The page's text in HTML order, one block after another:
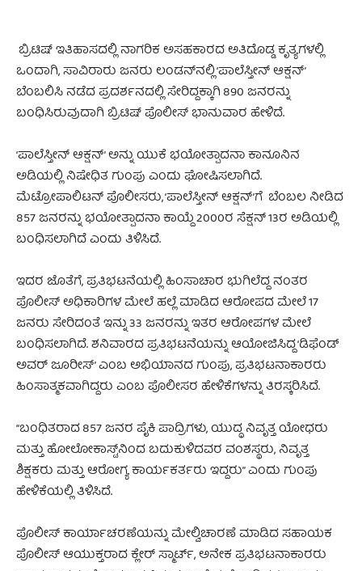
ಬ್ರಿಟಿಷ್ ಇತಿಹಾಸದಲ್ಲಿ ನಾಗರಿಕ ಅಸಹಕಾರದ ಅತಿದೊಡ್ಡ ಕೃತ್ಯಗಳಲ್ಲಿ
ಒಂದಾಗಿ, ಸಾವಿರಾರು ಜನರು ಲಂಡನ್‌ನಲ್ಲಿ ‘ಪಾಲೆಸ್ತೀನ್ ಆಕ್ಷನ್’
ಬೆಂಬಲಿಸಿ ನಡೆದ ಪ್ರದರ್ಶನದಲ್ಲಿ ಸೇರಿದ್ದಕ್ಕಾಗಿ 890 ಜನರನ್ನು
ಬಂಧಿಸಿರುವುದಾಗಿ ಬ್ರಿಟಿಷ್ ಪೊಲೀಸ್ ಭಾನುವಾರ ಹೇಳಿದೆ.
‘ಪಾಲೆಸ್ತೀನ್ ಆಕ್ಷನ್’ಅನ್ನು ಯುಕೆ ಭಯೋತ್ಪಾದನಾ ಕಾನೂನಿನ
ಅಡಿಯಲ್ಲಿ ನಿಷೇಧಿತ ಗುಂಪು ಎಂದು ಘೋಷಿಸಲಾಗಿದೆ.
ಮೆಟ್ರೋಪಾಲಿಟನ್ ಪೊಲೀಸರು,‘ಪಾಲೆಸ್ತೀನ್ ಆಕ್ಷನ್’ಗೆ ಬೆಂಬಲ ನೀಡಿದ
857 ಜನರನ್ನು ಭಯೋತ್ಪಾದನಾ ಕಾಯ್ದೆ 2000ರ ಸೆಕ್ಷನ್ 13ರ ಅಡಿಯಲ್ಲಿ
ಬಂಧಿಸಲಾಗಿದೆ ಎಂದು ತಿಳಿಸಿದೆ.
ಇದರ ಜೊತೆಗೆ, ಪ್ರತಿಭಟನೆಯಲ್ಲಿ ಹಿಂಸಾಚಾರ ಭುಗಿಲೆದ್ದ ನಂತರ
ಪೊಲೀಸ್ ಅಧಿಕಾರಿಗಳ ಮೇಲೆ ಹಲ್ಲೆ ಮಾಡಿದ ಆರೋಪದ ಮೇಲೆ 17
ಜನರು ಸೇರಿದಂತೆ ಇನ್ನು 33 ಜನರನ್ನು ಇತರ ಆರೋಪಗಳ ಮೇಲೆ
ಬಂಧಿಸಲಾಗಿದೆ. ಶನಿವಾರದ ಪ್ರತಿಭಟನೆಯನ್ನು ಆಯೋಜಿಸಿದ್ದ ‘ಡಿಫೆಂಡ್
ಅವರ್ ಜೂರೀಸ್’ ಎಂಬ ಅಭಿಯಾನದ ಗುಂಪು, ಪ್ರತಿಭಟನಾಕಾರರು
ಹಿಂಸಾತ್ಮಕವಾಗಿದ್ದರು ಎಂಬ ಪೊಲೀಸರ ಹೇಳಿಕೆಗಳನ್ನು ತಿರಸ್ಕರಿಸಿದೆ.
“ಬಂಧಿತರಾದ 857 ಜನರ ಪೈಕಿ ಪಾದ್ರಿಗಳು, ಯುದ್ಧ ನಿವೃತ್ತ ಯೋಧರು
ಮತ್ತು ಹೋಲೋಕಾಸ್ಟ್‌ನಿಂದ ಬದುಕುಳಿದವರ ವಂಶಸ್ಥರು, ನಿವೃತ್ತ
ಶಿಕ್ಷಕರು ಮತ್ತು ಆರೋಗ್ಯ ಕಾರ್ಯಕರ್ತರು ಇದ್ದರು” ಎಂದು ಗುಂಪು
ಹೇಳಿಕೆಯಲ್ಲಿ ತಿಳಿಸಿದೆ.
ಪೊಲೀಸ್ ಕಾರ್ಯಾಚರಣೆಯನ್ನು ಮೇಲ್ವಿಚಾರಣೆ ಮಾಡಿದ ಸಹಾಯಕ
ಪೊಲೀಸ್ ಆಯುಕ್ತರಾದ ಕ್ಲೇರ್ ಸ್ಮಾರ್ಟ್, ಅನೇಕ ಪ್ರತಿಭಟನಾಕಾರರು